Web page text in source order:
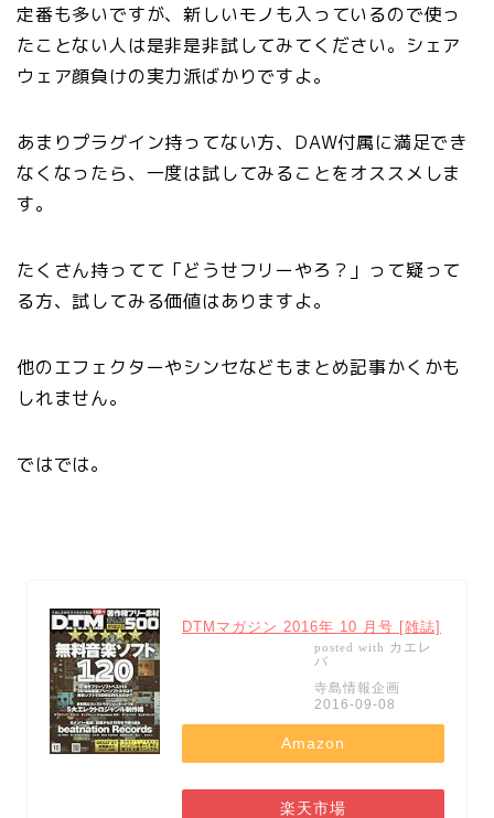
定番も多いですが、新しいモノも入っているので使っ
たことない人は是非是非試してみてください。シェア
ウェア顔負けの実力派ばかりですよ。
あまりプラグイン持ってない方、DAW付属に満足でき
なくなったら、一度は試してみることをオススメしま
す。
たくさん持ってて「どうせフリーやろ？」って疑って
る方、試してみる価値はありますよ。
他のエフェクターやシンセなどもまとめ記事かくかも
しれません。
ではでは。
DTMマガジン 2016年 10 月号 [雑誌]
posted with カエレ
バ
寺島情報企画
2016-09-08
Amazon
楽天市場